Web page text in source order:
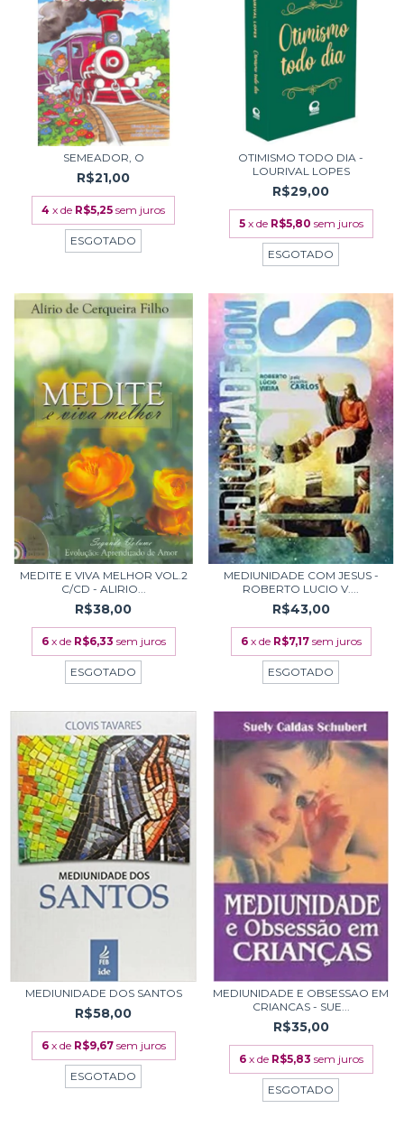
SEMEADOR, O
R$21,00
4 x de R$5,25 sem juros
ESGOTADO
OTIMISMO TODO DIA -
LOURIVAL LOPES
R$29,00
5 x de R$5,80 sem juros
ESGOTADO
MEDITE E VIVA MELHOR VOL.2
C/CD - ALIRIO...
R$38,00
6 x de R$6,33 sem juros
ESGOTADO
MEDIUNIDADE COM JESUS -
ROBERTO LUCIO V....
R$43,00
6 x de R$7,17 sem juros
ESGOTADO
MEDIUNIDADE DOS SANTOS
R$58,00
6 x de R$9,67 sem juros
ESGOTADO
MEDIUNIDADE E OBSESSAO EM
CRIANCAS - SUE...
R$35,00
6 x de R$5,83 sem juros
ESGOTADO